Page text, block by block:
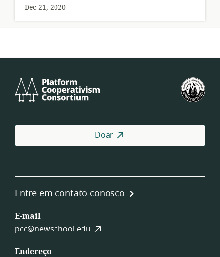
Dec 21, 2020
Cooperativism
Doar
Entre em contato conosco
E-mail
pcc@newschool.edu
Endereço